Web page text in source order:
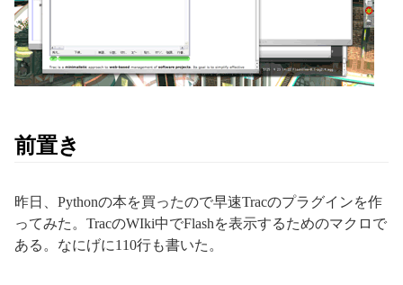
前置き
昨日、Pythonの本を買ったので早速Tracのプラグインを作
ってみた。TracのWIki中でFlashを表示するためのマクロで
ある。なにげに110行も書いた。